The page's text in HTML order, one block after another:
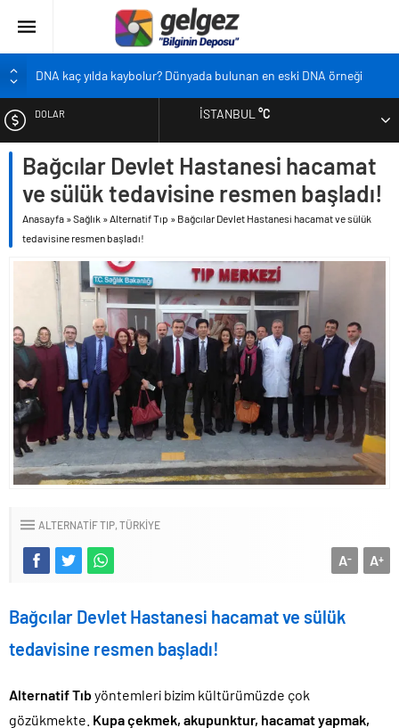
DNA kaç yılda kaybolur? Dünyada bulunan en eski DNA örneği
Pandemi bebekleri neden diğer bebeklerden farklı?
Siyah çay içmek ölüm riskini azaltıyor
Çocukların boyu artık önceden belirlenebilecek
DOLAR
EURO
ALTIN
İSTANBUL°C
Bağcılar Devlet Hastanesi hacamat
ve sülük tedavisine resmen başladı!
Anasayfa »Sağlık »Alternatif Tıp » Bağcılar Devlet Hastanesi hacamat ve sülük
tedavisine resmen başladı!
ALTERNATIF TIP TÜRKIYE
A+
A-
Bağcılar Devlet Hastanesi hacamat ve sülük
tedavisine resmen başladı!
Alternatif Tıbyöntemleri bizim kültürümüzde çok
gözükmekte. Kupa çekmek, akupunktur, hacamat yapmak,